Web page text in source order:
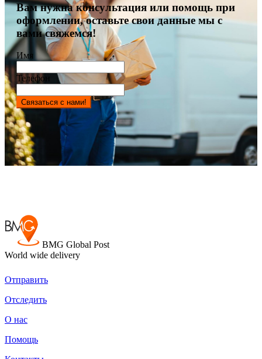
Вам нужна консультация или помощь при
оформлении, оставьте свои данные мы с
вами свяжемся!
Имя
Телефон
Связаться с нами!
BMG Global Post
World wide delivery
Отправить
Отследить
О нас
Помощь